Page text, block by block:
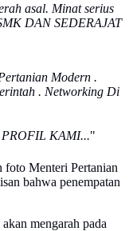
asal. Minat serius
DAN SEDERAJAT
Modern .
. Networking Di
KAMI..."
foto Menteri Pertanian
bahwa penempatan
mengarah pada